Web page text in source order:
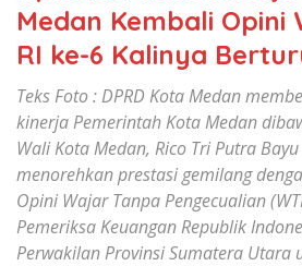
Medan Kembali Opini
RI ke-6 Kalinya
Teks Foto : DPRD Kota Medan
kinerja Pemerintah Kota Medan
Wali Kota Medan, Rico Tri Putra
menorehkan prestasi gemilang
Opini Wajar Tanpa Pengecualian
Pemeriksa Keuangan Republik
Perwakilan Provinsi Sumatera Utara